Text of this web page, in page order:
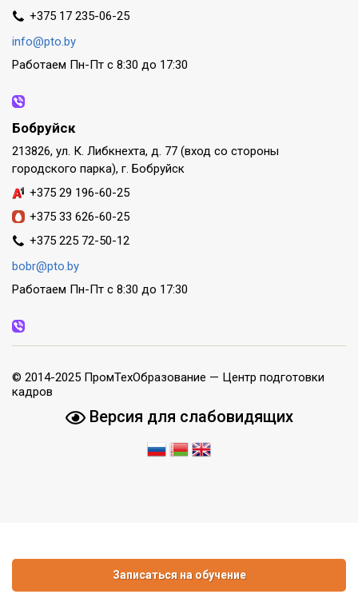
+375 17 235-06-25
info@pto.by
Работаем Пн-Пт с 8:30 до 17:30
Бобруйск
213826, ул. К. Либкнехта, д. 77 (вход со стороны
городского парка), г. Бобруйск
+375 29 196-60-25
+375 33 626-60-25
+375 225 72-50-12
bobr@pto.by
Работаем Пн-Пт с 8:30 до 17:30
© 2014-2025 ПромТехОбразование — Центр подготовки
кадров
Версия для слабовидящих
Записаться на обучение